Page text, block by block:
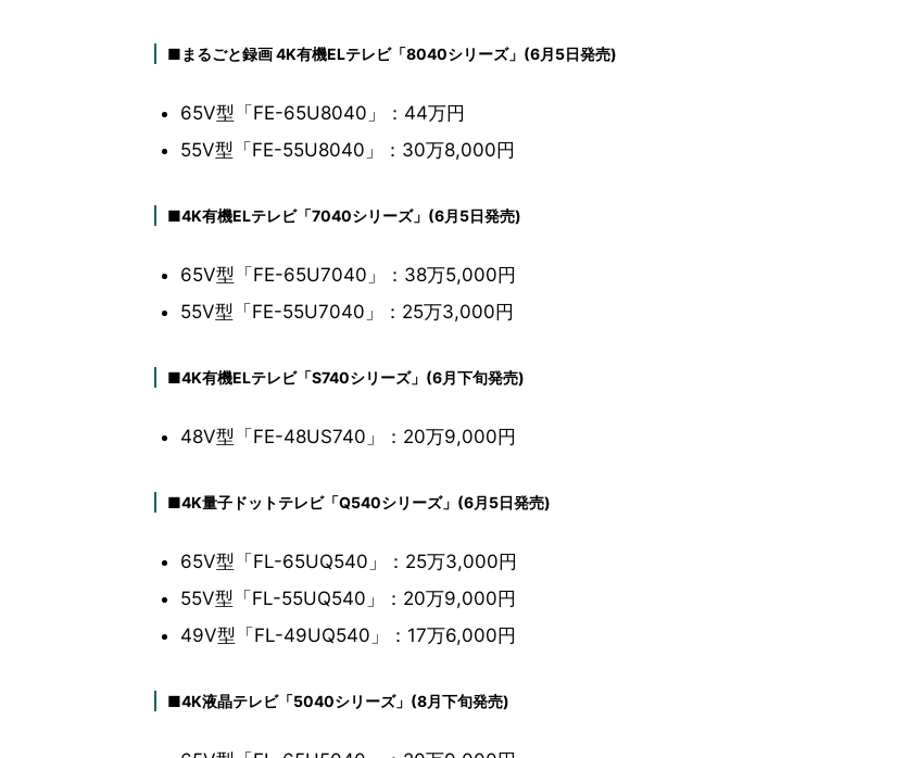
■まるごと録画 4K有機ELテレビ「8040シリーズ」(6月5日発売)
65V型「FE-65U8040」：44万円
55V型「FE-55U8040」：30万8,000円
■4K有機ELテレビ「7040シリーズ」(6月5日発売)
65V型「FE-65U7040」：38万5,000円
55V型「FE-55U7040」：25万3,000円
■4K有機ELテレビ「S740シリーズ」(6月下旬発売)
48V型「FE-48US740」：20万9,000円
■4K量子ドットテレビ「Q540シリーズ」(6月5日発売)
65V型「FL-65UQ540」：25万3,000円
55V型「FL-55UQ540」：20万9,000円
49V型「FL-49UQ540」：17万6,000円
■4K液晶テレビ「5040シリーズ」(8月下旬発売)